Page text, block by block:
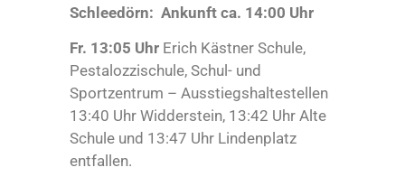
Schleedörn: Ankunft ca. 14:00 Uhr
Fr. 13:05 Uhr Erich Kästner Schule,
Pestalozzischule, Schul- und
Sportzentrum – Ausstiegshaltestellen
13:40 Uhr Widderstein, 13:42 Uhr Alte
Schule und 13:47 Uhr Lindenplatz
entfallen.